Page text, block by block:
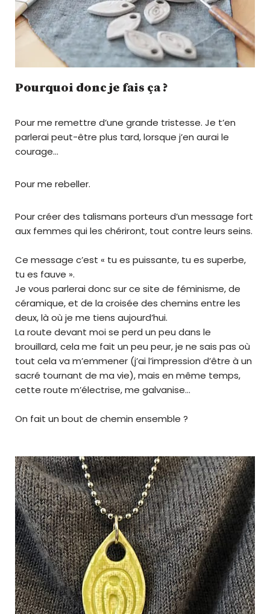
Pourquoi donc je fais ça ?
Pour me remettre d’une grande tristesse. Je t’en
parlerai peut-être plus tard, lorsque j’en aurai le
courage…
Pour me rebeller.
Pour créer des talismans porteurs d’un message fort
aux femmes qui les chériront, tout contre leurs seins.
Ce message c’est « tu es puissante, tu es superbe,
tu es fauve ».
Je vous parlerai donc sur ce site de féminisme, de
céramique, et de la croisée des chemins entre les
deux, là où je me tiens aujourd’hui.
La route devant moi se perd un peu dans le
brouillard, cela me fait un peu peur, je ne sais pas où
tout cela va m’emmener (j’ai l’impression d’être à un
sacré tournant de ma vie), mais en même temps,
cette route m’électrise, me galvanise…
On fait un bout de chemin ensemble ?